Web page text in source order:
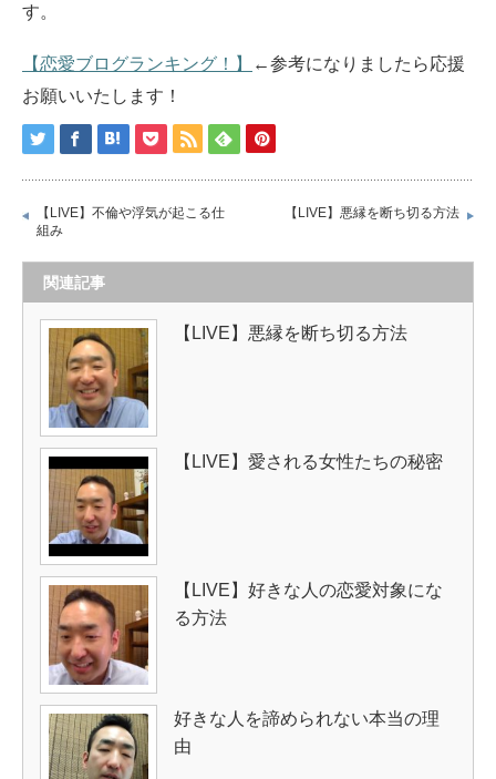
す。
【恋愛ブログランキング！】
←参考になりましたら応援
お願いいたします！
【LIVE】不倫や浮気が起こる仕
組み
【LIVE】悪縁を断ち切る方法
関連記事
【LIVE】悪縁を断ち切る方法
【LIVE】愛される女性たちの秘密
【LIVE】好きな人の恋愛対象にな
る方法
好きな人を諦められない本当の理
由